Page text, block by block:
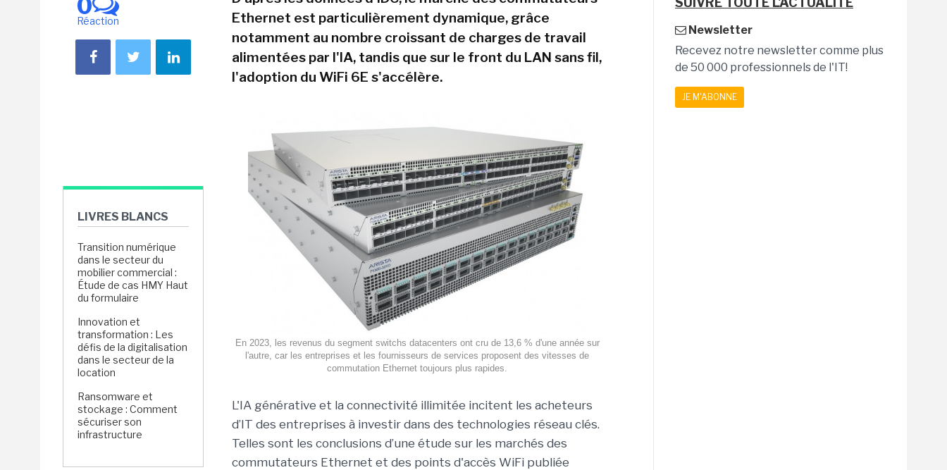
0
Réaction
LIVRES BLANCS
Transition numérique
dans le secteur du
mobilier commercial :
Étude de cas HMY Haut
du formulaire
Innovation et
transformation : Les
défis de la digitalisation
dans le secteur de la
location
Ransomware et
stockage : Comment
sécuriser son
infrastructure
Ethernet est particulièrement dynamique, grâce
notamment au nombre croissant de charges de travail
alimentées par l'IA, tandis que sur le front du LAN sans fil,
l'adoption du WiFi 6E s'accélère.
En 2023, les revenus du segment switchs datacenters ont cru de 13,6 % d'une année sur
l'autre, car les entreprises et les fournisseurs de services proposent des vitesses de
commutation Ethernet toujours plus rapides.
L'IA générative et la connectivité illimitée incitent les acheteurs
d’IT des entreprises à investir dans des technologies réseau clés.
Telles sont les conclusions d’une étude sur les marchés des
commutateurs Ethernet et des points d'accès WiFi publiée
Newsletter
Recevez notre newsletter comme plus
de 50 000 professionnels de l'IT!
JE M'ABONNE